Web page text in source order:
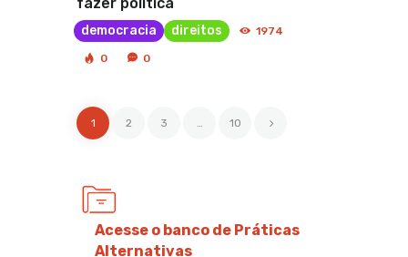
democracia direitos 1974
0 0
1 2 3 10
Acesse o banco de Práticas
Alternativas